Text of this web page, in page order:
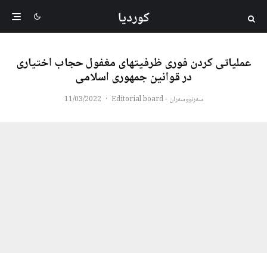
کوردیا
عملیاتی کردن فوری ظرفیتهای مغفول حجاب اختیاری
در قوانین جمهوری اسلامی
سەرنووسەران - Editorial board ·
11/03/2022